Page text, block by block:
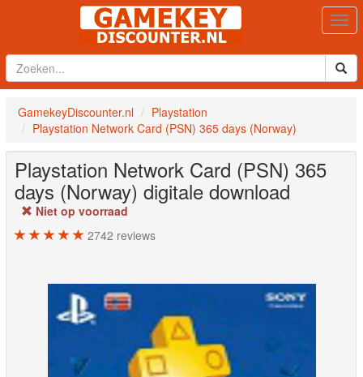
GamekeyDiscounter.nl
Playstation
Playstation Network Card (PSN) 365 days (Norway)
Playstation Network Card (PSN) 365
days (Norway) digitale download
Niet op voorraad
2742 reviews